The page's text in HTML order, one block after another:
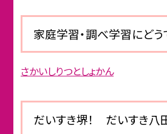
家庭学習・調べ学習にどう
さかいしりつとしょかん
だいすき堺！ だいすき八